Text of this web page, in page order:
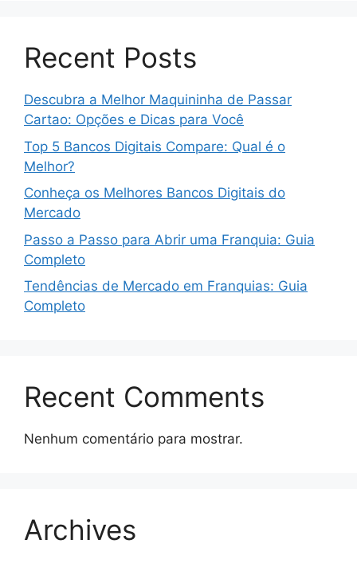
Recent Posts
Descubra a Melhor Maquininha de Passar
Cartao: Opções e Dicas para Você
Top 5 Bancos Digitais Compare: Qual é o
Melhor?
Conheça os Melhores Bancos Digitais do
Mercado
Passo a Passo para Abrir uma Franquia: Guia
Completo
Tendências de Mercado em Franquias: Guia
Completo
Recent Comments
Nenhum comentário para mostrar.
Archives